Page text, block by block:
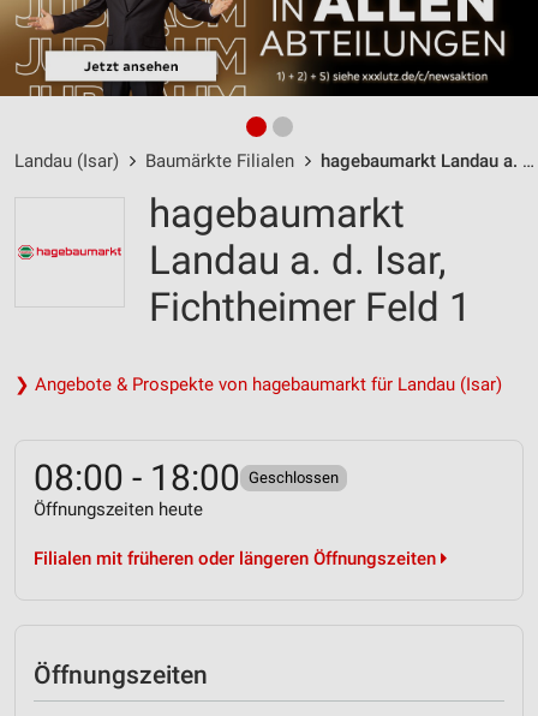
Landau (Isar) Baumärkte Filialen hagebaumarkt Landau a. d. Isar / Fichtheimer Feld 1 - Öffnungszeiten & Adresse
hagebaumarkt
Landau a. d. Isar,
Fichtheimer Feld 1
❯ Angebote & Prospekte von hagebaumarkt für Landau (Isar)
08:00 - 18:00 Geschlossen
Öffnungszeiten heute
Filialen mit früheren oder längeren Öffnungszeiten
Öffnungszeiten